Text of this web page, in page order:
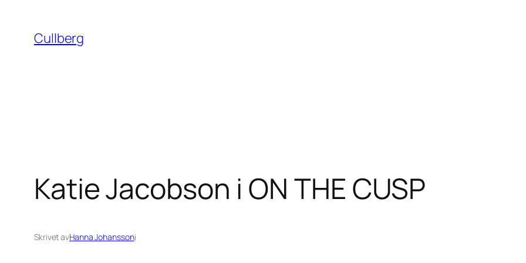
innehåll
Cullberg
Katie Jacobson i ON THE CUSP
Skrivet avHanna Johanssoni